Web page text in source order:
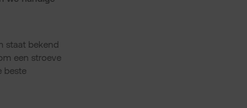
staat bekend
een stroeve
beste